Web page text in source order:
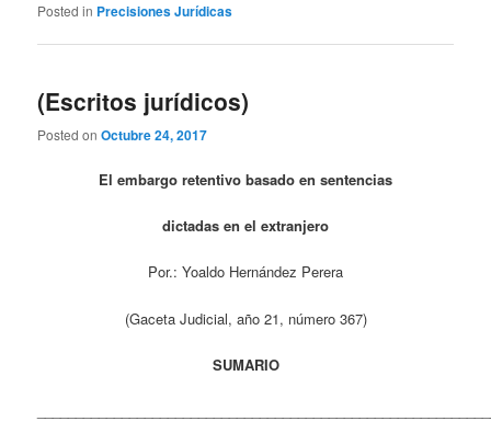
Posted in Precisiones Jurídicas
(Escritos jurídicos)
Posted onOctubre 24, 2017
El embargo retentivo basado en sentencias
dictadas en el extranjero
Por.: Yoaldo Hernández Perera
(Gaceta Judicial, año 21, número 367)
SUMARIO